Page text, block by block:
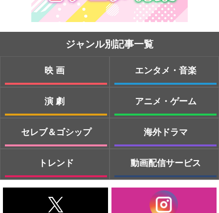
ジャンル別記事一覧
映画
演劇
セレブ＆ゴシップ
トレンド
エンタメ・音楽
アニメ・ゲーム
海外ドラマ
動画配信サービス